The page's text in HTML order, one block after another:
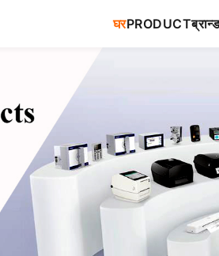
घरPRODUCT